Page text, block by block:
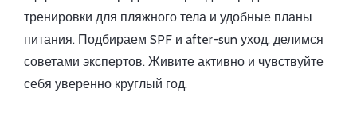
тренировки для пляжного тела и удобные планы
питания. Подбираем SPF и after-sun уход, делимся
советами экспертов. Живите активно и чувствуйте
себя уверенно круглый год.